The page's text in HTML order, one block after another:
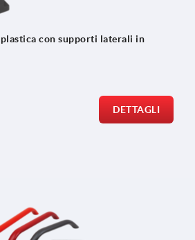
con supporti laterali in
DETTAGLI